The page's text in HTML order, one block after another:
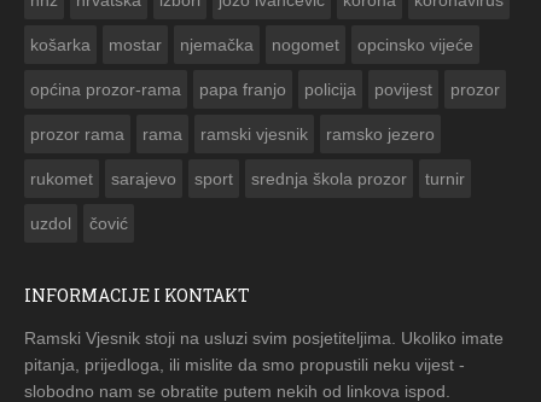
košarka mostar njemačka nogomet opcinsko vijeće
općina prozor-rama papa franjo policija povijest prozor
prozor rama rama ramski vjesnik ramsko jezero
rukomet sarajevo sport srednja škola prozor turnir
uzdol čović
INFORMACIJE I KONTAKT
Ramski Vjesnik stoji na usluzi svim posjetiteljima. Ukoliko imate
pitanja, prijedloga, ili mislite da smo propustili neku vijest -
slobodno nam se obratite putem nekih od linkova ispod.